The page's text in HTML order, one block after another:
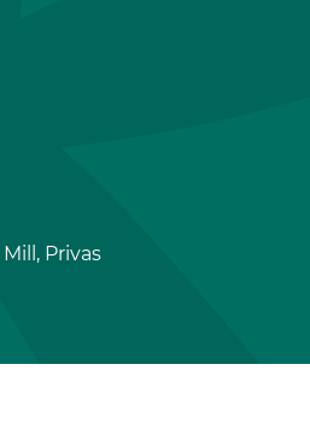
Mill, Privas